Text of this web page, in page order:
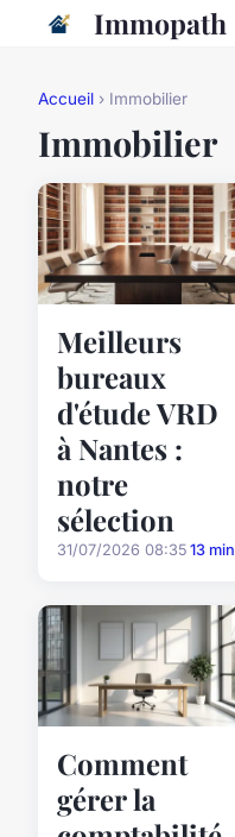
Immopath
Accueil › Immobilier
Immobilier
Meilleurs
bureaux
d'étude VRD
à Nantes :
notre
sélection
31/07/2026 08:35 13 min
Comment
gérer la